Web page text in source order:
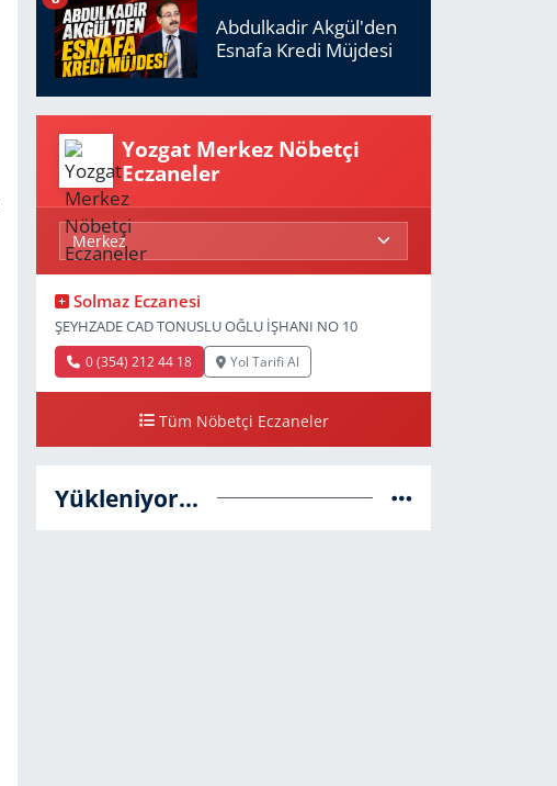
Abdulkadir Akgül'den
Esnafa Kredi Müjdesi
Yozgat Merkez Nöbetçi
Eczaneler
Solmaz Eczanesi
ŞEYHZADE CAD TONUSLU OĞLU İŞHANI NO 10
0 (354) 212 44 18 Yol Tarifi Al
Tüm Nöbetçi Eczaneler
Yükleniyor...